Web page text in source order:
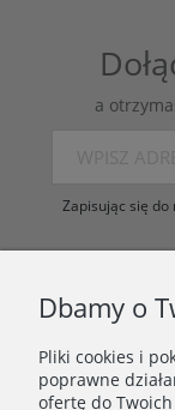
a
Zapisując się
Dbamy o
Pliki cookies i
poprawne
ofertę do